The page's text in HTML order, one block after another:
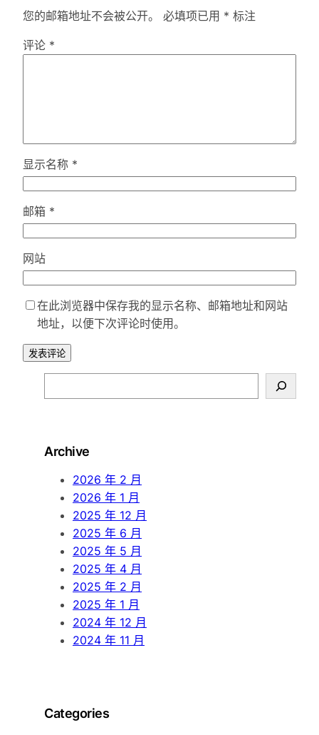
您的邮箱地址不会被公开。 必填项已用 * 标注
评论 *
显示名称 *
邮箱 *
网站
在此浏览器中保存我的显示名称、邮箱地址和网站
地址，以便下次评论时使用。
e
c
Archive
2026 年 2 月
2026 年 1 月
2025 年 12 月
2025 年 6 月
2025 年 5 月
2025 年 4 月
2025 年 2 月
2025 年 1 月
2024 年 12 月
2024 年 11 月
Categories